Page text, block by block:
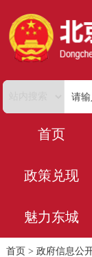
首页
政策兑现
魅力东城
首页 > 政府信息公